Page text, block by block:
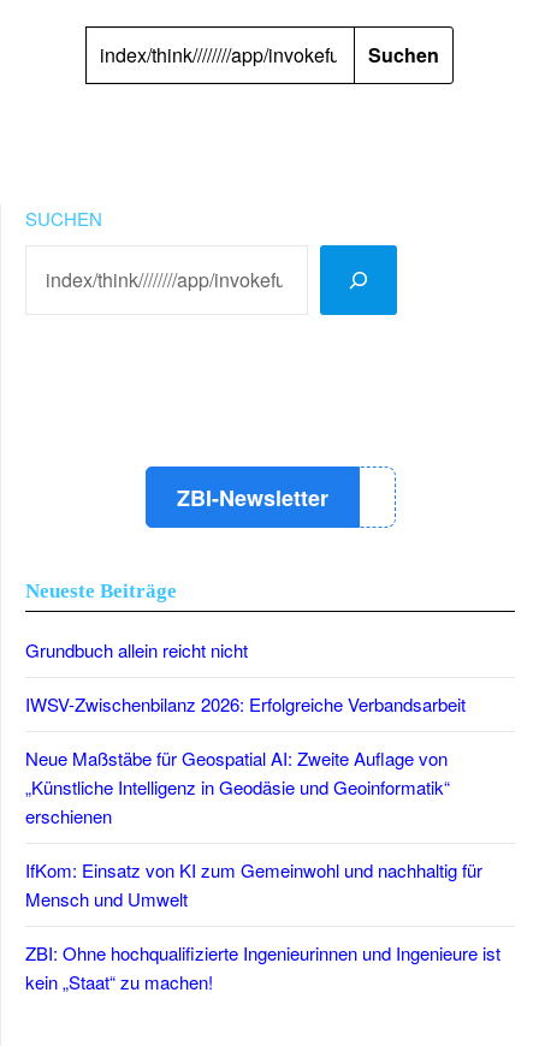
SUCHEN
SUCHEN
ZBI-Newsletter
Neueste Beiträge
Grundbuch allein reicht nicht
IWSV-Zwischenbilanz 2026: Erfolgreiche Verbandsarbeit
Neue Maßstäbe für Geospatial AI: Zweite Auflage von
„Künstliche Intelligenz in Geodäsie und Geoinformatik“
erschienen
IfKom: Einsatz von KI zum Gemeinwohl und nachhaltig für
Mensch und Umwelt
ZBI: Ohne hochqualifizierte Ingenieurinnen und Ingenieure ist
kein „Staat“ zu machen!